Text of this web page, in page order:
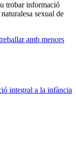
trobar informació
sexual de
amb menors
integral a la infància